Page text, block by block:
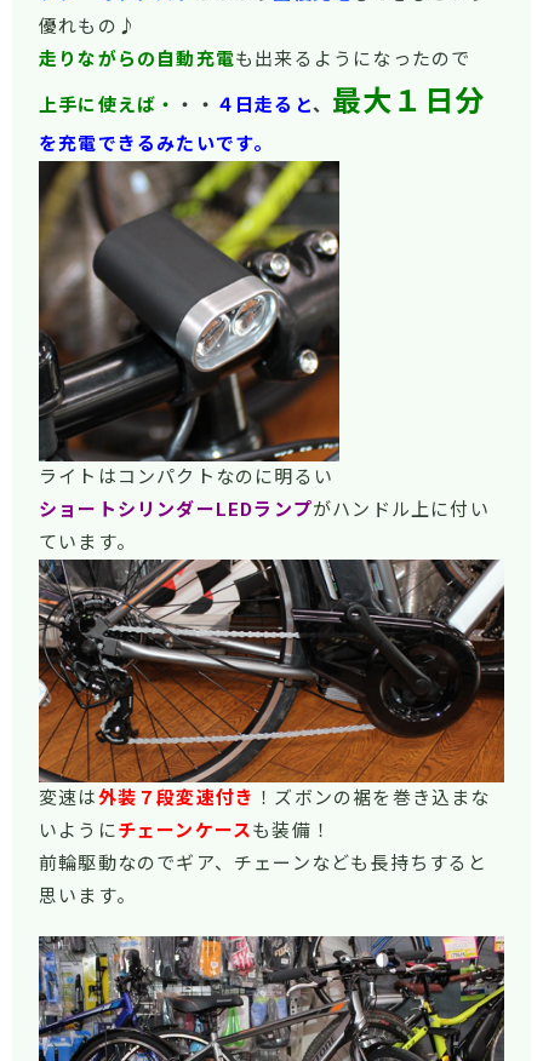
優れもの♪
走りながらの自動充電も出来るようになったので
上手に使えば・ ・・ ４日走ると、 最大１日分
を充電できるみたいです。
ライトはコンパクトなのに明るい
ショートシリンダーLEDランプがハンドル上に付い
ています。
変速は外装７段変速付き ！ズボンの裾を巻き込まな
いようにチェーンケースも装備！
前輪駆動なのでギア、チェーンなども長持ちすると
思います。